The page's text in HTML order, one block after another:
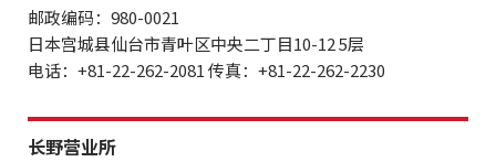
邮政编码：980-0021
日本宫城县仙台市青叶区中央二丁目10-12 5层
电话：+81-22-262-2081 传真：+81-22-262-2230
长野营业所